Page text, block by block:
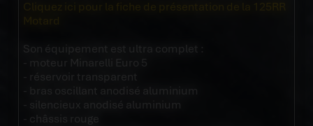
Son équipement est ultra complet :
- moteur Minarelli Euro 5
- réservoir transparent
- bras oscillant anodisé aluminium
- châssis rouge